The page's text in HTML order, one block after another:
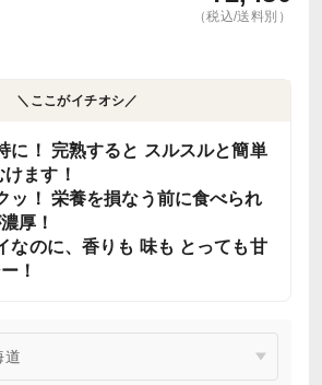
（税込/送料別）
＼ここがイチオシ／
に！ 完熟すると スルスルと簡単
ます！
ッ！ 栄養を損なう前に食べられ
厚！
なのに、香りも 味も とっても甘
！